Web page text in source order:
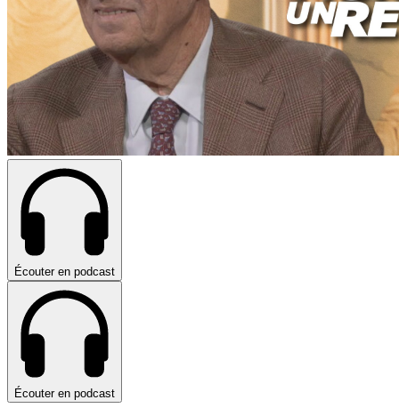
Écouter en podcast
Écouter en podcast